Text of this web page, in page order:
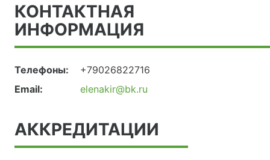
КОНТАКТНАЯ
ИНФОРМАЦИЯ
Телефоны:
+79026822716
Email:
elenakir@bk.ru
АККРЕДИТАЦИИ